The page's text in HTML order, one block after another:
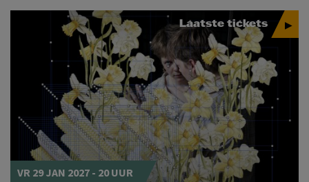
Laatste tickets
VR 29 JAN 2027 - 20 UUR